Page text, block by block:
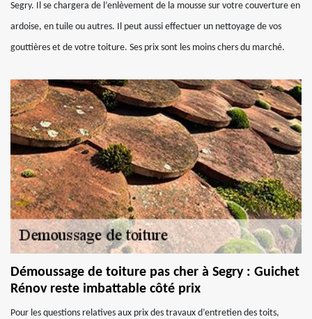
Segry. Il se chargera de l’enlèvement de la mousse sur votre couverture en
ardoise, en tuile ou autres. Il peut aussi effectuer un nettoyage de vos
gouttières et de votre toiture. Ses prix sont les moins chers du marché.
Démoussage de toiture pas cher à Segry : Guichet
Rénov reste imbattable côté prix
Pour les questions relatives aux prix des travaux d’entretien des toits,